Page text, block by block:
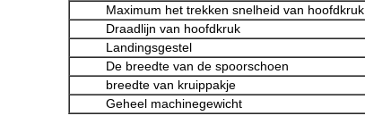
Maximum het trekken snelheid van hoofdkruk
Draadlijn van hoofdkruk
Landingsgestel
De breedte van de spoorschoen
breedte van kruippakje
Geheel machinegewicht